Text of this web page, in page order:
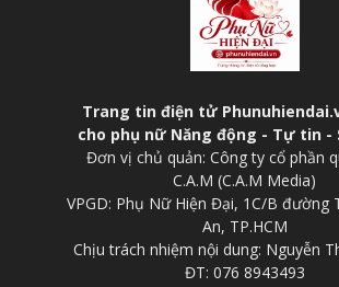
Trang tin điện tử
cho phụ nữ Năng động - Tự tin -
Đơn vị chủ quản: Công ty cổ phần
C.A.M (C.A.M Media)
VPGD: Phụ Nữ Hiện Đại, 1C/B đường
An, TP.HCM
Chịu trách nhiệm nội dung: Nguyễn
ĐT: 076 8943493